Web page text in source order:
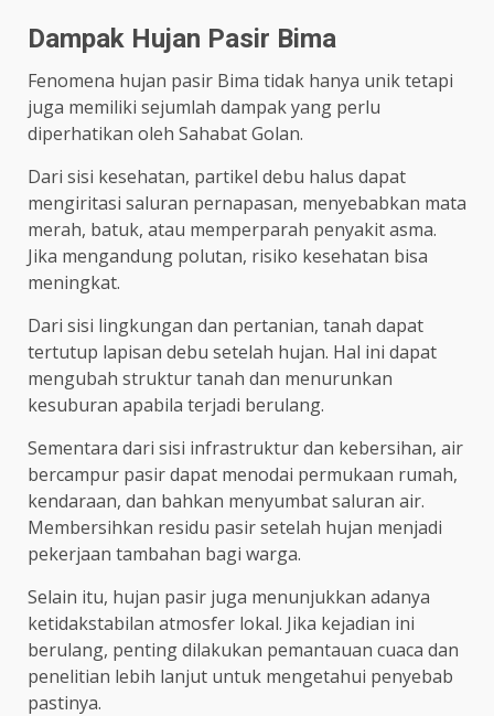
Dampak Hujan Pasir Bima
Fenomena hujan pasir Bima tidak hanya unik tetapi
juga memiliki sejumlah dampak yang perlu
diperhatikan oleh Sahabat Golan.
Dari sisi kesehatan, partikel debu halus dapat
mengiritasi saluran pernapasan, menyebabkan mata
merah, batuk, atau memperparah penyakit asma.
Jika mengandung polutan, risiko kesehatan bisa
meningkat.
Dari sisi lingkungan dan pertanian, tanah dapat
tertutup lapisan debu setelah hujan. Hal ini dapat
mengubah struktur tanah dan menurunkan
kesuburan apabila terjadi berulang.
Sementara dari sisi infrastruktur dan kebersihan, air
bercampur pasir dapat menodai permukaan rumah,
kendaraan, dan bahkan menyumbat saluran air.
Membersihkan residu pasir setelah hujan menjadi
pekerjaan tambahan bagi warga.
Selain itu, hujan pasir juga menunjukkan adanya
ketidakstabilan atmosfer lokal. Jika kejadian ini
berulang, penting dilakukan pemantauan cuaca dan
penelitian lebih lanjut untuk mengetahui penyebab
pastinya.